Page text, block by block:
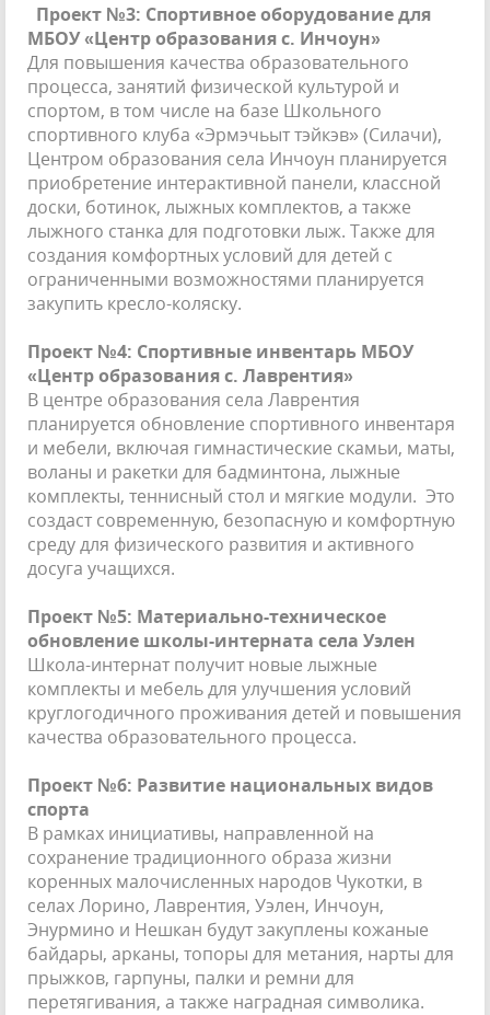
Проект №3: Спортивное оборудование для
МБОУ «Центр образования с. Инчоун»
Для повышения качества образовательного
процесса, занятий физической культурой и
спортом, в том числе на базе Школьного
спортивного клуба «Эрмэчьыт тэйкэв» (Силачи),
Центром образования села Инчоун планируется
приобретение интерактивной панели, классной
доски, ботинок, лыжных комплектов, а также
лыжного станка для подготовки лыж. Также для
создания комфортных условий для детей с
ограниченными возможностями планируется
закупить кресло-коляску.
Проект №4: Спортивные инвентарь МБОУ
«Центр образования с. Лаврентия»
В центре образования села Лаврентия
планируется обновление спортивного инвентаря
и мебели, включая гимнастические скамьи, маты,
воланы и ракетки для бадминтона, лыжные
комплекты, теннисный стол и мягкие модули. Это
создаст современную, безопасную и комфортную
среду для физического развития и активного
досуга учащихся.
Проект №5: Материально-техническое
обновление школы-интерната села Уэлен
Школа-интернат получит новые лыжные
комплекты и мебель для улучшения условий
круглогодичного проживания детей и повышения
качества образовательного процесса.
Проект №6: Развитие национальных видов
спорта
В рамках инициативы, направленной на
сохранение традиционного образа жизни
коренных малочисленных народов Чукотки, в
селах Лорино, Лаврентия, Уэлен, Инчоун,
Энурмино и Нешкан будут закуплены кожаные
байдары, арканы, топоры для метания, нарты для
прыжков, гарпуны, палки и ремни для
перетягивания, а также наградная символика.